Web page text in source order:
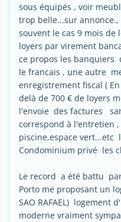
sous équipés , voir
trop belle...sur
souvent le cas 9 mois de
loyers par virement
ce propos les banquiers
le francais , une autre
enregistrement fiscal (
delà de 700 € de loyers
l'envoie des factures
correspond à l'entretien ,
piscine,espace vert...etc
Condominium privé les
Le record a été battu
Porto me proposant un
SAO RAFAEL) logement
moderne vraiment